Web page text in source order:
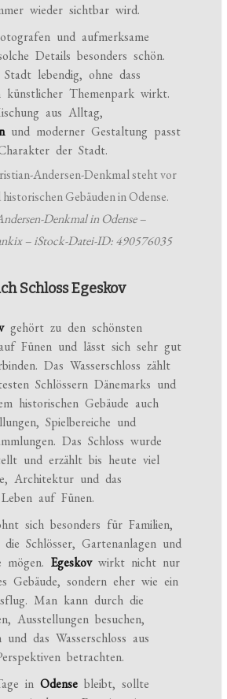
wieder sichtbar wird.
und aufmerksame
Details besonders schön.
lebendig, ohne dass
künstlicher Themenpark wirkt.
aus Alltag,
und moderner Gestaltung passt
der Stadt.
Denkmal in Odense –
– iStock-Datei-ID: 490576035
Schloss Egeskov
gehört zu den schönsten
Fünen und lässt sich sehr gut
Das Wasserschloss zählt
Schlössern Dänemarks und
historischen Gebäude auch
Spielbereiche und
Das Schloss wurde
und erzählt bis heute viel
Architektur und das
auf Fünen.
sich besonders für Familien,
Schlösser, Gartenanlagen und
mögen. Egeskovwirkt nicht nur
Gebäude, sondern eher wie ein
Man kann durch die
Ausstellungen besuchen,
und das Wasserschloss aus
betrachten.
inOdense bleibt, sollte